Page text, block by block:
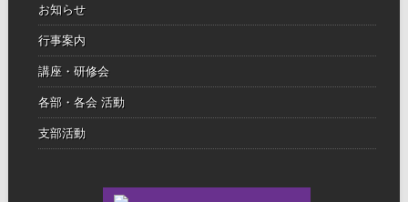
お知らせ
行事案内
講座・研修会
各部・各会 活動
支部活動